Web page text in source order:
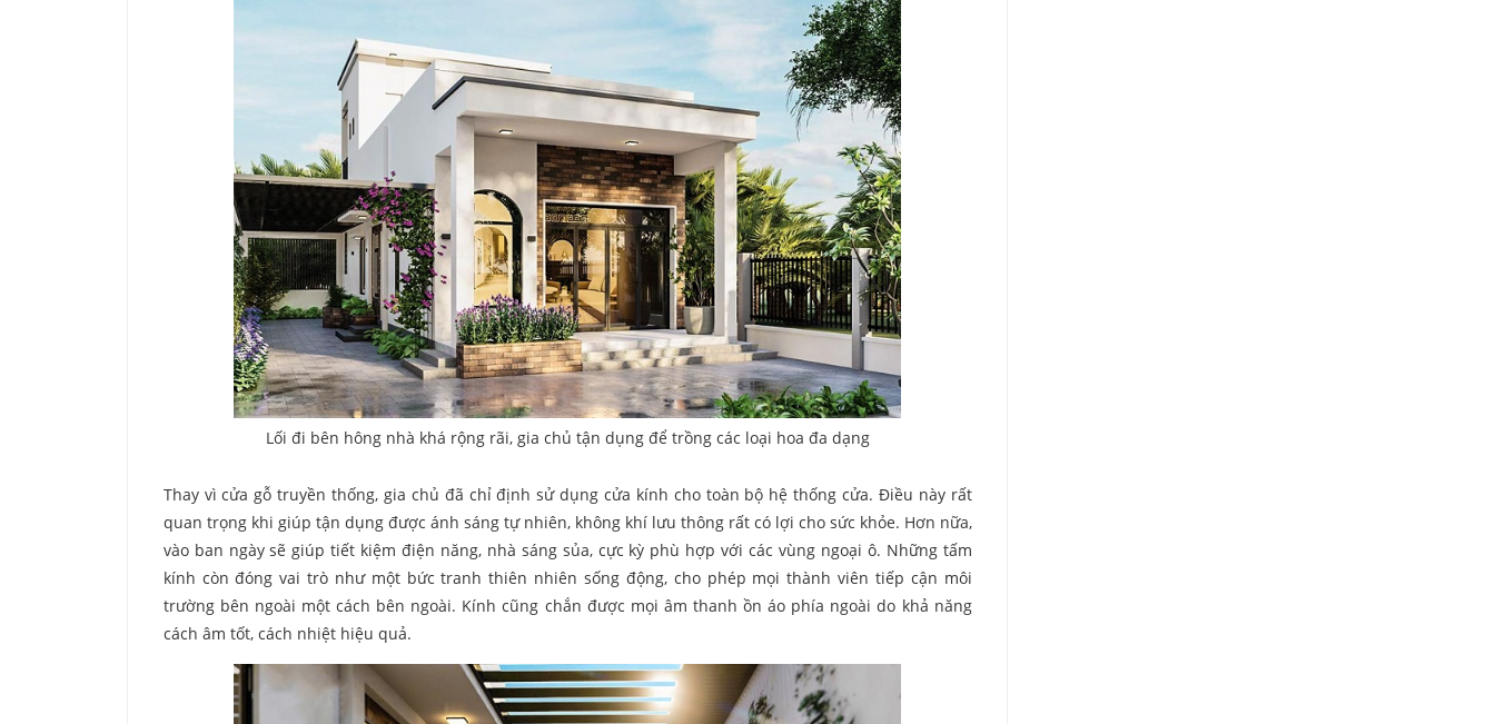
Lối đi bên hông nhà khá rộng rãi, gia chủ tận dụng để trồng các loại hoa đa dạng
Thay vì cửa gỗ truyền thống, gia chủ đã chỉ định sử dụng cửa kính cho toàn bộ hệ thống cửa. Điều này rất
quan trọng khi giúp tận dụng được ánh sáng tự nhiên, không khí lưu thông rất có lợi cho sức khỏe. Hơn nữa,
vào ban ngày sẽ giúp tiết kiệm điện năng, nhà sáng sủa, cực kỳ phù hợp với các vùng ngoại ô. Những tấm
kính còn đóng vai trò như một bức tranh thiên nhiên sống động, cho phép mọi thành viên tiếp cận môi
trường bên ngoài một cách bên ngoài. Kính cũng chắn được mọi âm thanh ồn áo phía ngoài do khả năng
cách âm tốt, cách nhiệt hiệu quả.